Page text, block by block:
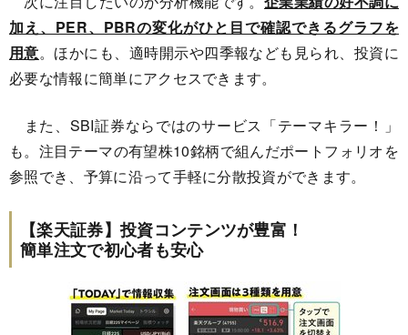
加え、PER、PBRの変化がひと目で確認できるグラフを
用意。ほかにも、適時開示や四季報なども見られ、投資に
必要な情報に簡単にアクセスできます。
また、SBI証券ならではのサービス「テーマキラー！」
も。注目テーマの有望株10銘柄で組んだポートフォリオを
参照でき、予算に沿って手軽に分散投資ができます。
【楽天証券】投資コンテンツが豊富！
簡単注文で初心者も安心